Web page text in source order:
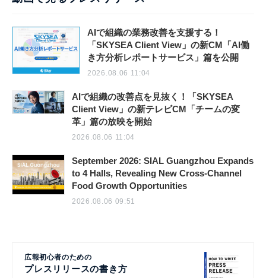
AIで組織の業務改善を支援する！
「SKYSEA Client View」の新CM「AI働
き方分析レポートサービス」篇を公開
2026.08.06 11:04
AIで組織の改善点を見抜く！「SKYSEA
Client View」の新テレビCM「チームの変
革」篇の放映を開始
2026.08.06 11:04
September 2026: SIAL Guangzhou Expands
to 4 Halls, Revealing New Cross-Channel
Food Growth Opportunities
2026.08.06 09:51
広報初心者のための
プレスリリースの書き方